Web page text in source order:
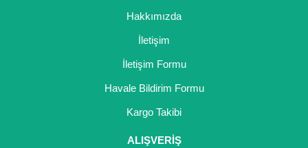
Hakkımızda
İletişim
İletişim Formu
Havale Bildirim Formu
Kargo Takibi
ALIŞVERİŞ